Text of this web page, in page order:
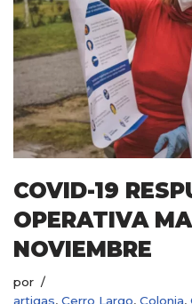
COVID-19
OPERATIVA
NOVIEMBRE
por
artigas, Cerro Largo, Colonia,